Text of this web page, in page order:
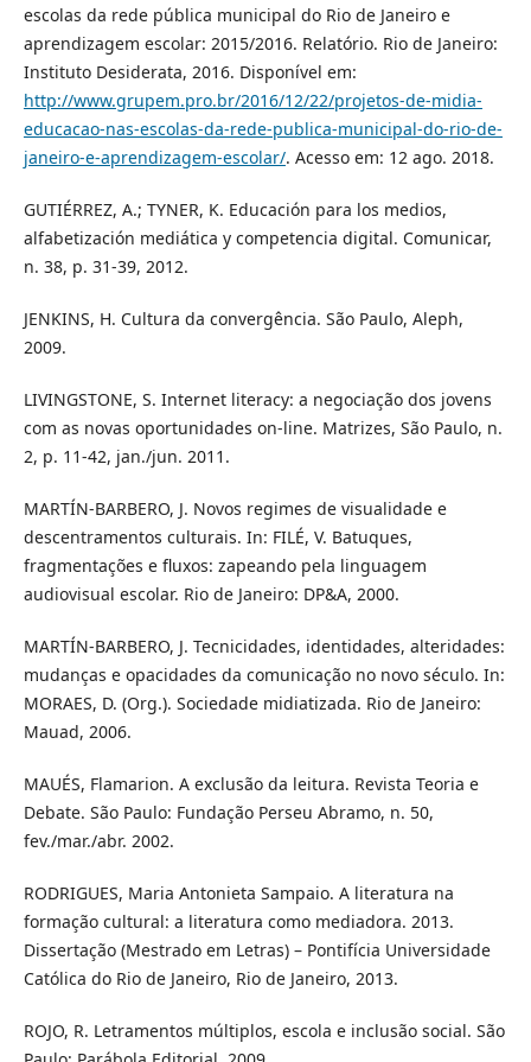
escolas da rede pública municipal do Rio de Janeiro e
aprendizagem escolar: 2015/2016. Relatório. Rio de Janeiro:
Instituto Desiderata, 2016. Disponível em:
http://www.grupem.pro.br/2016/12/22/projetos-de-midia-
educacao-nas-escolas-da-rede-publica-municipal-do-rio-de-
janeiro-e-aprendizagem-escolar/. Acesso em: 12 ago. 2018.
GUTIÉRREZ, A.; TYNER, K. Educación para los medios,
alfabetización mediática y competencia digital. Comunicar,
n. 38, p. 31-39, 2012.
JENKINS, H. Cultura da convergência. São Paulo, Aleph,
2009.
LIVINGSTONE, S. Internet literacy: a negociação dos jovens
com as novas oportunidades on-line. Matrizes, São Paulo, n.
2, p. 11-42, jan./jun. 2011.
MARTÍN-BARBERO, J. Novos regimes de visualidade e
descentramentos culturais. In: FILÉ, V. Batuques,
fragmentações e fluxos: zapeando pela linguagem
audiovisual escolar. Rio de Janeiro: DP&A, 2000.
MARTÍN-BARBERO, J. Tecnicidades, identidades, alteridades:
mudanças e opacidades da comunicação no novo século. In:
MORAES, D. (Org.). Sociedade midiatizada. Rio de Janeiro:
Mauad, 2006.
MAUÉS, Flamarion. A exclusão da leitura. Revista Teoria e
Debate. São Paulo: Fundação Perseu Abramo, n. 50,
fev./mar./abr. 2002.
RODRIGUES, Maria Antonieta Sampaio. A literatura na
formação cultural: a literatura como mediadora. 2013.
Dissertação (Mestrado em Letras) – Pontifícia Universidade
Católica do Rio de Janeiro, Rio de Janeiro, 2013.
ROJO, R. Letramentos múltiplos, escola e inclusão social. São